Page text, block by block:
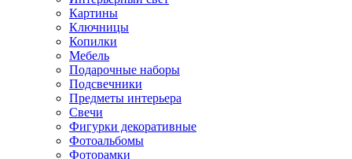
Картины
Ключницы
Копилки
Мебель
Подарочные наборы
Подсвечники
Предметы интерьера
Свечи
Фигурки декоративные
Фотоальбомы
Фоторамки